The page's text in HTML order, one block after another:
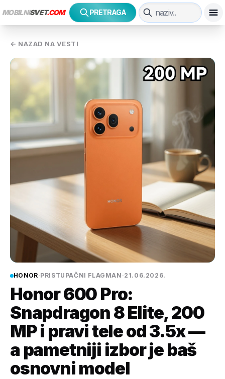
MOBILNISVET.COM PRETRAGA
← NAZAD NA VESTI
HONOR·PRISTUPAČNI FLAGMAN ·21.06.2026.
Honor 600 Pro:
Snapdragon 8 Elite, 200
MP i pravi tele od 3.5x —
a pametniji izbor je baš
osnovni model